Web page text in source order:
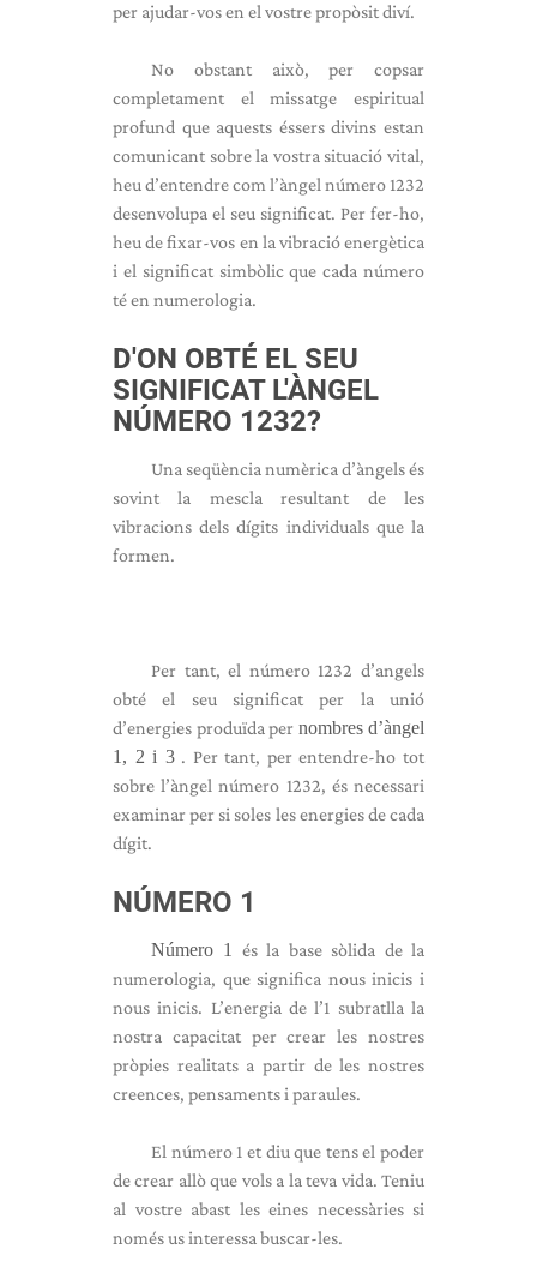
per ajudar-vos en el vostre propòsit diví.
No obstant això, per copsar
completament el missatge espiritual
profund que aquests éssers divins estan
comunicant sobre la vostra situació vital,
heu d’entendre com l’àngel número 1232
desenvolupa el seu significat. Per fer-ho,
heu de fixar-vos en la vibració energètica
i el significat simbòlic que cada número
té en numerologia.
D'ON OBTÉ EL SEU
SIGNIFICAT L'ÀNGEL
NÚMERO 1232?
Una seqüència numèrica d’àngels és
sovint la mescla resultant de les
vibracions dels dígits individuals que la
formen.
Per tant, el número 1232 d’angels
obté el seu significat per la unió
d’energies produïda per nombres d’àngel
1, 2 i 3. Per tant, per entendre-ho tot
sobre l’àngel número 1232, és necessari
examinar per si soles les energies de cada
dígit.
NÚMERO 1
Número 1
és la base sòlida de la
numerologia, que significa nous inicis i
nous inicis. L’energia de l’1 subratlla la
nostra capacitat per crear les nostres
pròpies realitats a partir de les nostres
creences, pensaments i paraules.
El número 1 et diu que tens el poder
de crear allò que vols a la teva vida. Teniu
al vostre abast les eines necessàries si
només us interessa buscar-les.